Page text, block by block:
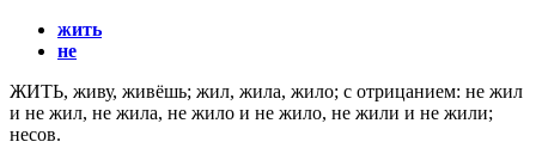
жить
не
ЖИТЬ, живу, живёшь; жил, жила, жило; с отрицанием: не жил
и не жил, не жила, не жило и не жило, не жили и не жили;
несов.